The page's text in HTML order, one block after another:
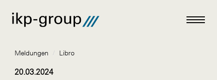
Meldungen / Libro
20.03.2024